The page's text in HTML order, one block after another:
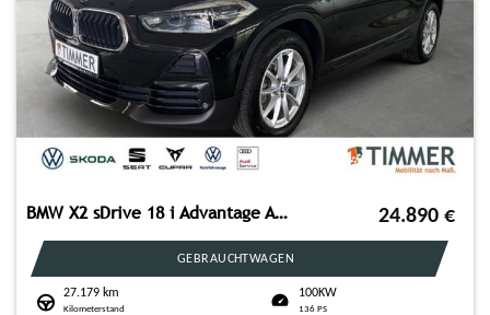
BMW X2 sDrive 18 i Advantage AHK+NAVI+SHZ+RKAM+PDC+ 24.890 €
GEBRAUCHTWAGEN
27.179 km
Kilometerstand
100KW
136 PS